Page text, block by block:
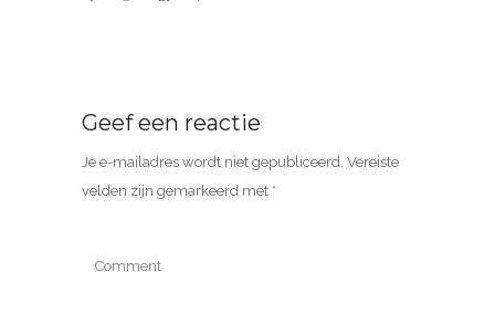
Geef een reactie
Je e-mailadres wordt niet gepubliceerd. Vereiste
velden zijn gemarkeerd met *